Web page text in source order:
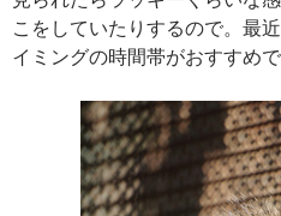
こをしていたりするので。最
イミングの時間帯がおすすめで